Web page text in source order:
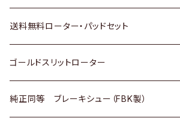
日野
三菱ふそう
ＢＭＷ
日野
三菱ふそう
三菱ふそう
その他
三菱
スバル
ダイハツ
マツダ
三菱
マツダ
三菱
日産
ダイハツ
マツダ
スズキ
日産
いすゞ
ホンダ
スズキ
日産
トヨタ
ホンダ
日産
送料無料ローター・パッドセット
トヨタ
ホンダ
ゴールドスリットローター
トヨタ
純正同等 ブレーキシュー（FBK製）